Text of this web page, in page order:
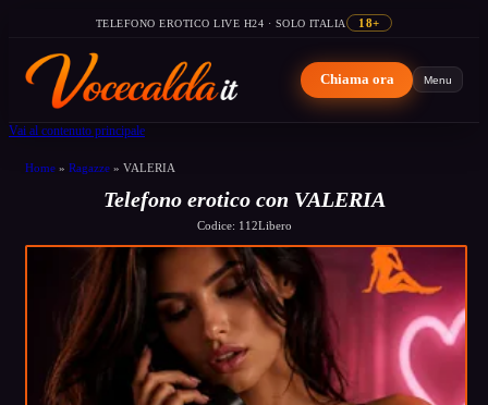
TELEFONO EROTICO LIVE H24 · SOLO ITALIA 18+
Chiama ora Menu
Vai al contenuto principale
Home » Ragazze » VALERIA
Telefono erotico con VALERIA
Codice: 112Libero